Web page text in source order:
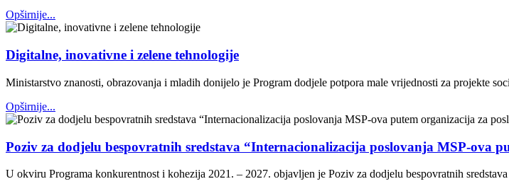
Opširnije...
Digitalne, inovativne i zelene tehnologije
Ministarstvo znanosti, obrazovanja i mladih donijelo je Program dodjele potpora male vrijednosti za projekte
Opširnije...
Poziv za dodjelu bespovratnih sredstava “Internacionalizacija poslovanja MSP-ova
U okviru Programa konkurentnost i kohezija 2021. – 2027. objavljen je Poziv za dodjelu bespovratnih